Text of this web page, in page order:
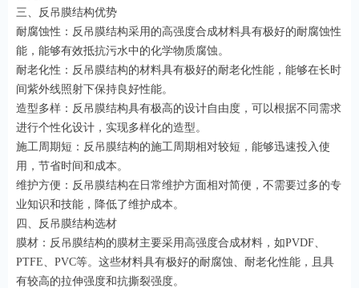
三、反吊膜结构优势
耐腐蚀性：反吊膜结构采用的高强度合成材料具有极好的耐腐蚀性
能，能够有效抵抗污水中的化学物质腐蚀。
耐老化性：反吊膜结构的材料具有极好的耐老化性能，能够在长时
间紫外线照射下保持良好性能。
造型多样：反吊膜结构具有极高的设计自由度，可以根据不同需求
进行个性化设计，实现多样化的造型。
施工周期短：反吊膜结构的施工周期相对较短，能够迅速投入使
用，节省时间和成本。
维护方便：反吊膜结构在日常维护方面相对简便，不需要过多的专
业知识和技能，降低了维护成本。
四、反吊膜结构选材
膜材：反吊膜结构的膜材主要采用高强度合成材料，如PVDF、
PTFE、PVC等。这些材料具有极好的耐腐蚀、耐老化性能，且具
有较高的拉伸强度和抗撕裂强度。